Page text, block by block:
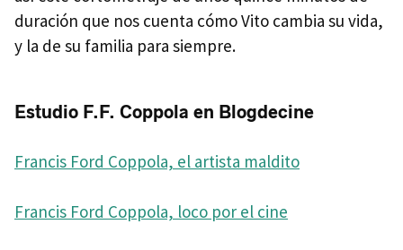
duración que nos cuenta cómo Vito cambia su vida,
y la de su familia para siempre.
Estudio F.F. Coppola en Blogdecine
Francis Ford Coppola, el artista maldito
Francis Ford Coppola, loco por el cine